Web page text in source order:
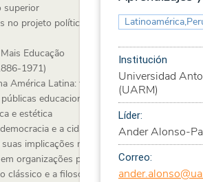
superior
no projeto político-pedagógico
Educação
1971)
América Latina: tendências e
educacionais
e estética
e a cidadania
implicações no processo-
organizações populares
e a filosofia da
Institución
Universidad
(UARM)
Líder:
Ander Alonso-
Correo: